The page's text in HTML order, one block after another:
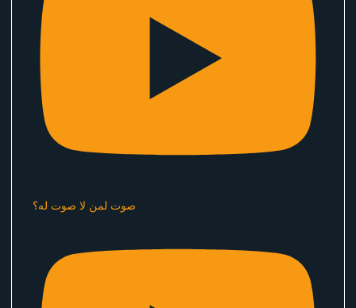
صوت لمن لا صوت له؟